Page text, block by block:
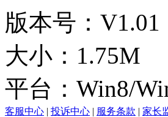
版本号：V1.01
大小：1.75M
平台：Win8/
客服中心 | 投诉中心 | 服务条款 | 家长